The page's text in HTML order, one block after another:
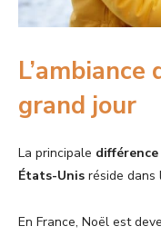
grand jour
La principale
États-Unis réside dans
En France, Noël est